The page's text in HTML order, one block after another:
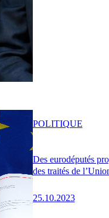
Des eurodéputés
des traités de
25.10.2023
POLITIQUE